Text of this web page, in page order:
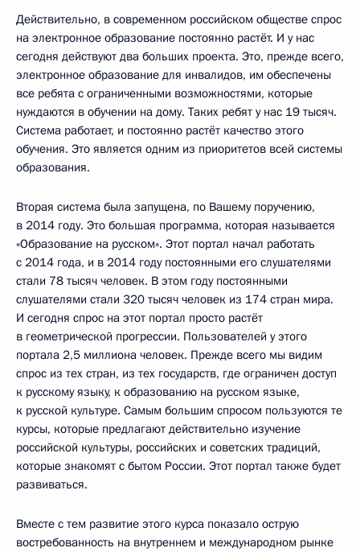
Действительно, в современном российском обществе спрос
на электронное образование постоянно растёт. И у нас
сегодня действуют два больших проекта. Это, прежде всего,
электронное образование для инвалидов, им обеспечены
все ребята с ограниченными возможностями, которые
нуждаются в обучении на дому. Таких ребят у нас 19 тысяч.
Система работает, и постоянно растёт качество этого
обучения. Это является одним из приоритетов всей системы
образования.
Вторая система была запущена, по Вашему поручению,
в 2014 году. Это большая программа, которая называется
«Образование на русском». Этот портал начал работать
с 2014 года, и в 2014 году постоянными его слушателями
стали 78 тысяч человек. В этом году постоянными
слушателями стали 320 тысяч человек из 174 стран мира.
И сегодня спрос на этот портал просто растёт
в геометрической прогрессии. Пользователей у этого
портала 2,5 миллиона человек. Прежде всего мы видим
спрос из тех стран, из тех государств, где ограничен доступ
к русскому языку, к образованию на русском языке,
к русской культуре. Самым большим спросом пользуются те
курсы, которые предлагают действительно изучение
российской культуры, российских и советских традиций,
которые знакомят с бытом России. Этот портал также будет
развиваться.
Вместе с тем развитие этого курса показало острую
востребованность на внутреннем и международном рынке